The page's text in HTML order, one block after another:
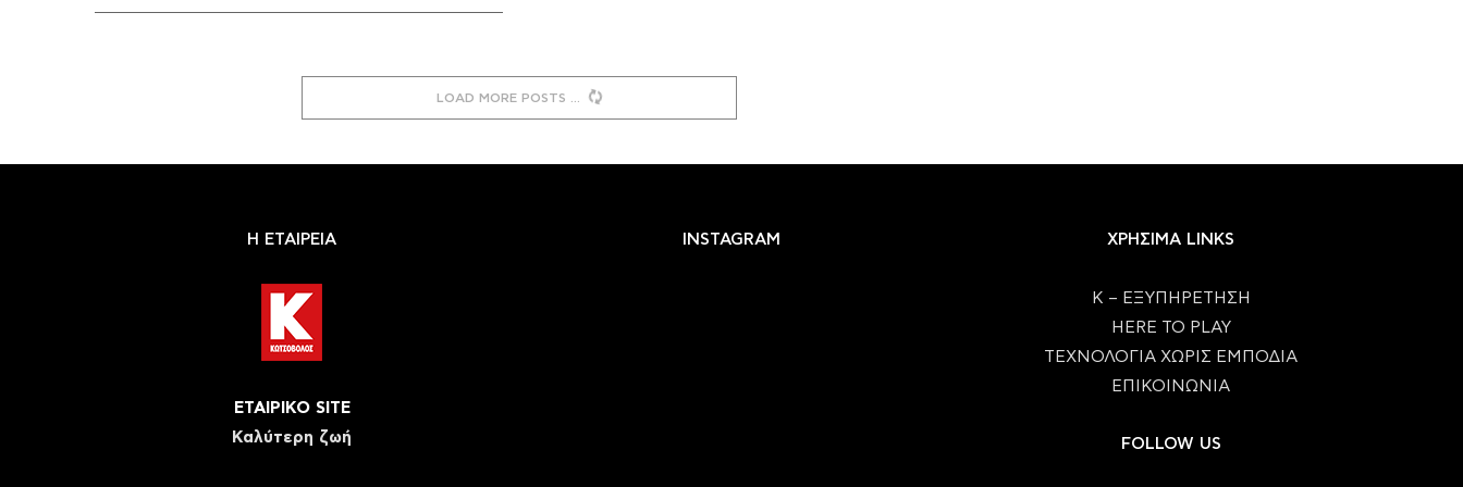
LOAD MORE POSTS
Η ΕΤΑΙΡΕΙΑ
ΕΤΑΙΡΙΚΟ SITE
Καλύτερη ζωή
INSTAGRAM ΧΡΗΣΙΜΑ LINKS
Κ – ΕΞΥΠΗΡΕΤΗΣΗ
HERE TO PLAY
ΤΕΧΝΟΛΟΓΙΑ ΧΩΡΙΣ ΕΜΠΟΔΙΑ
ΕΠΙΚΟΙΝΩΝΙΑ
FOLLOW US